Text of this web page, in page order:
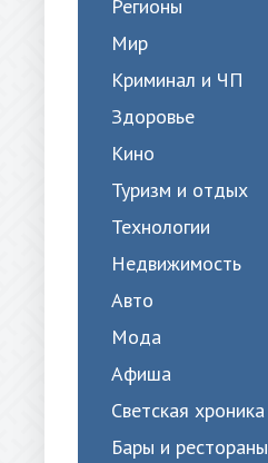
Регионы
Мир
Криминал и ЧП
Здоровье
Кино
Туризм и отдых
Технологии
Недвижимость
Авто
Мода
Афиша
Светская хроника
Бары и рестораны